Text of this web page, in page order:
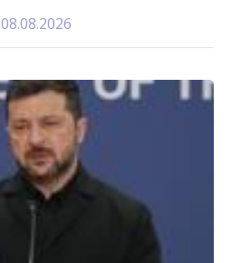
08.08.2026